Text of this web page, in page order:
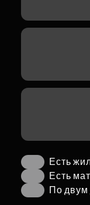
Есть
Есть
По двум